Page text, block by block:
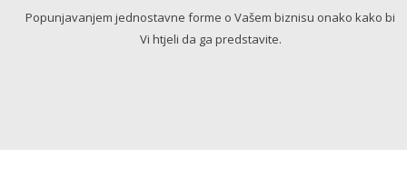
Popunjavanjem jednostavne forme o Vašem biznisu onako kako bi
Vi htjeli da ga predstavite.